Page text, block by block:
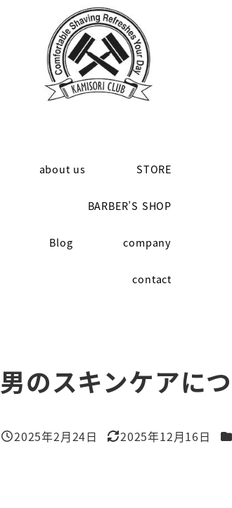
about us STORE
BARBER’S SHOP
Blog company
contact
男のスキンケアに
投稿日
2025年2月24日
更新日
2025年12月16日